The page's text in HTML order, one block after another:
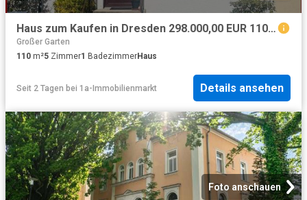
Haus zum Kaufen in Dresden 298.000,00 EUR 110 m²
Großer Garten
110 m²5 Zimmer1 BadezimmerHaus
Seit 2 Tagen bei 1a-Immobilienmarkt Details ansehen
Foto anschauen